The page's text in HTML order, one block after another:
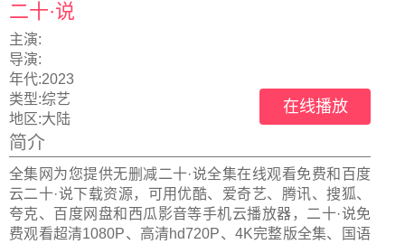
二十·说
主演:
导演:
年代:2023
类型:综艺
地区:大陆
在线播放
简介
全集网为您提供无删减二十·说全集在线观看免费和百度
云二十·说下载资源，可用优酷、爱奇艺、腾讯、搜狐、
夸克、百度网盘和西瓜影音等手机云播放器，二十·说免
费观看超清1080P、高清hd720P、4K完整版全集、国语